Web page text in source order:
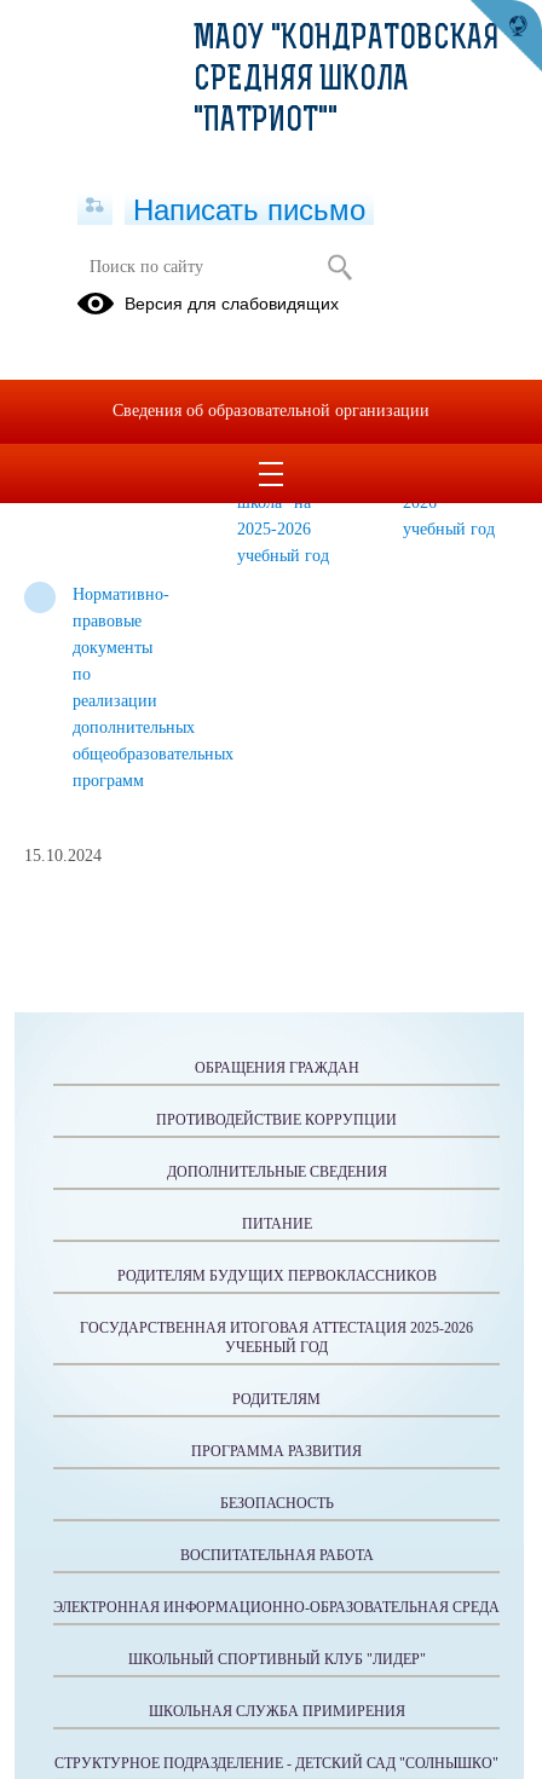
2025-2026
ОО на 2025-
2026
"Кондратовская
средняя
школа" на
2025-2026
учебный год
"Разговоры
о важном"
2026
учебный год
Нормативно-
правовые
документы
по
реализации
дополнительных
общеобразовательных
программ
15.10.2024
ОБРАЩЕНИЯ ГРАЖДАН
ПРОТИВОДЕЙСТВИЕ КОРРУПЦИИ
ДОПОЛНИТЕЛЬНЫЕ СВЕДЕНИЯ
ПИТАНИЕ
РОДИТЕЛЯМ БУДУЩИХ ПЕРВОКЛАССНИКОВ
ГОСУДАРСТВЕННАЯ ИТОГОВАЯ АТТЕСТАЦИЯ 2025-2026
УЧЕБНЫЙ ГОД
РОДИТЕЛЯМ
ПРОГРАММА РАЗВИТИЯ
БЕЗОПАСНОСТЬ
ВОСПИТАТЕЛЬНАЯ РАБОТА
ЭЛЕКТРОННАЯ ИНФОРМАЦИОННО-ОБРАЗОВАТЕЛЬНАЯ СРЕДА
ШКОЛЬНЫЙ СПОРТИВНЫЙ КЛУБ "ЛИДЕР"
ШКОЛЬНАЯ СЛУЖБА ПРИМИРЕНИЯ
СТРУКТУРНОЕ ПОДРАЗДЕЛЕНИЕ - ДЕТСКИЙ САД "СОЛНЫШКО"
МАОУ "КОНДРАТОВСКАЯ
СРЕДНЯЯ ШКОЛА
"ПАТРИОТ""
Написать письмо
Версия для слабовидящих
Сведения об образовательной организации